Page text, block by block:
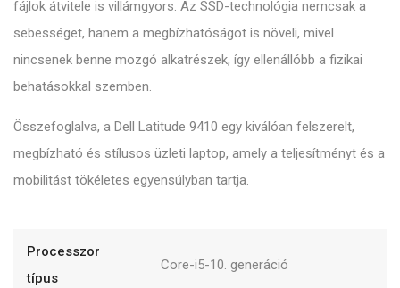
fájlok átvitele is villámgyors. Az SSD-technológia nemcsak a
sebességet, hanem a megbízhatóságot is növeli, mivel
nincsenek benne mozgó alkatrészek, így ellenállóbb a fizikai
behatásokkal szemben.
Összefoglalva, a Dell Latitude 9410 egy kiválóan felszerelt,
megbízható és stílusos üzleti laptop, amely a teljesítményt és a
mobilitást tökéletes egyensúlyban tartja.
Processzor
típus
Core-i5-10. generáció